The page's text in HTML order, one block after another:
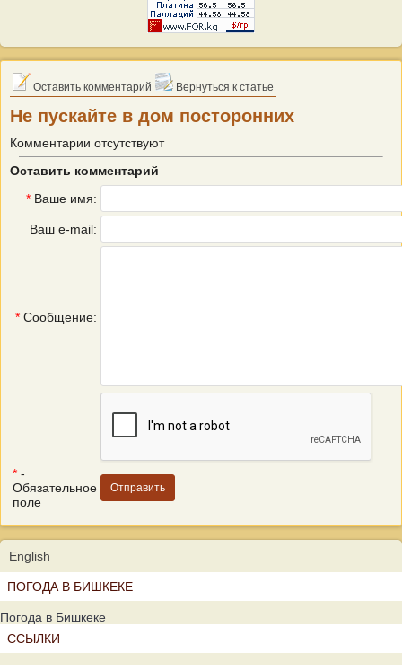
Оставить комментарий Вернуться к статье
Не пускайте в дом посторонних
Комментарии отсутствуют
Оставить комментарий
* Ваше имя:
Ваш e-mail:
* Сообщение:
* -
Обязательное
поле
English
ПОГОДА В БИШКЕКЕ
Погода в Бишкеке
ССЫЛКИ